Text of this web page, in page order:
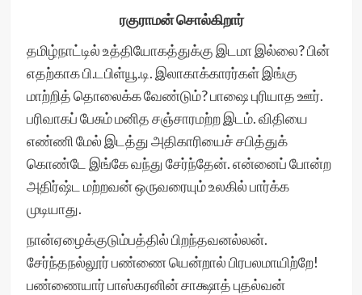
ரகுராமன் சொல்கிறார்
தமிழ்நாட்டில் உத்தியோகத்துக்கு இடமா இல்லை? பின்
எதற்காக பி.டபிள்யூ.டி. இலாகாக்காரர்கள் இங்கு
மாற்றித் தொலைக்க வேண்டும்? பாஷை புரியாத ஊர்.
பரிவாகப் பேசும் மனித சஞ்சாரமற்ற இடம். விதியை
எண்ணி மேல் இடத்து அதிகாரியைச் சபித்துக்
கொண்டே இங்கே வந்து சேர்ந்தேன். என்னைப் போன்ற
அதிர்ஷ்ட மற்றவன் ஒருவரையும் உலகில் பார்க்க
முடியாது.
நான்ஏழைக்குடும்பத்தில் பிறந்தவனல்லன்.
சேர்ந்தநல்லூர் பண்ணை யென்றால் பிரபலமாயிற்றே!
பண்ணையார் பாஸ்கரனின் சாக்ஷாத் புதல்வன்